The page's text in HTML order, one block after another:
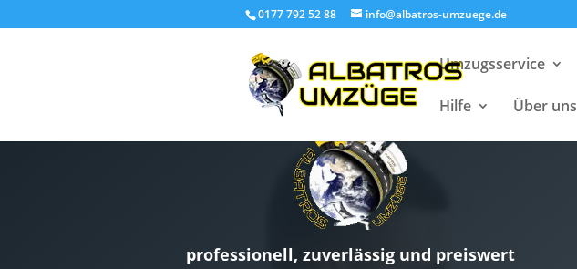
0177 792 52 88 info@albatros-umzuege.de
Umzugsservice
Hilfe Über uns
professionell, zuverlässig und preiswert